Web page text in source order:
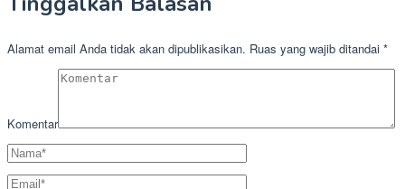
Alamat email Anda tidak akan dipublikasikan. Ruas yang wajib ditandai *
Komentar